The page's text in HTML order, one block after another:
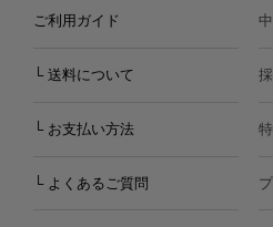
ご利用ガイド
└ 送料について
└ お支払い方法
└ よくあるご質問